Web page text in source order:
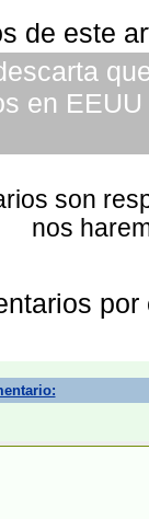
de este
en
son
nos
por